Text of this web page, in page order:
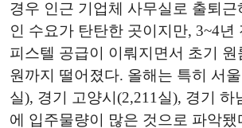
경우 인근 기업체 사무실로 출퇴
인 수요가 탄탄한 곳이지만, 3~4년
피스텔 공급이 이뤄지면서 초기 원
원까지 떨어졌다. 올해는 특히 서
실), 경기 고양시(2,211실), 경기 하
에 입주물량이 많은 것으로 파악됐